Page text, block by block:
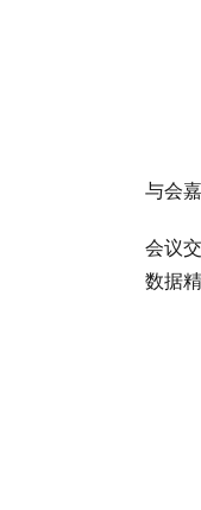
与会
会议
数据